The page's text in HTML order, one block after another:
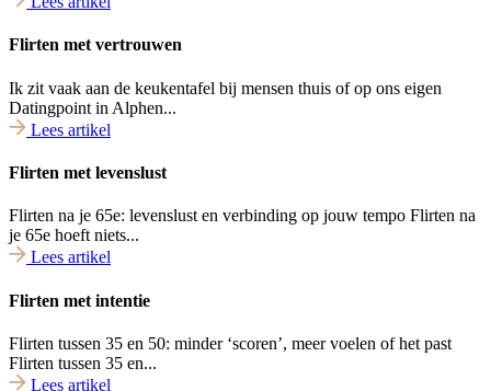
Flirten met vertrouwen
Ik zit vaak aan de keukentafel bij mensen thuis of op ons eigen
Datingpoint in Alphen...
Lees artikel
Flirten met levenslust
Flirten na je 65e: levenslust en verbinding op jouw tempo Flirten na
je 65e hoeft niets...
Lees artikel
Flirten met intentie
Flirten tussen 35 en 50: minder ‘scoren’, meer voelen of het past
Flirten tussen 35 en...
Lees artikel